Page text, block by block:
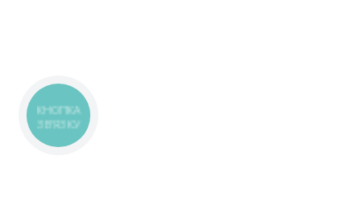
КНОПКА
ЗВ'ЯЗКУ